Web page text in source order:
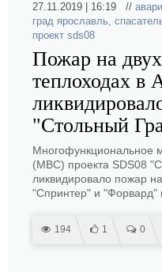
27.11.2019 | 16:19 //
град ярославль,
проект sds08
Пожар на
теплоходах в
"Стольный
Многофункциональное
(МВС) проекта SDS08
ликвидировало пожар
"Спринтер" и "Форвард"
194 1 0